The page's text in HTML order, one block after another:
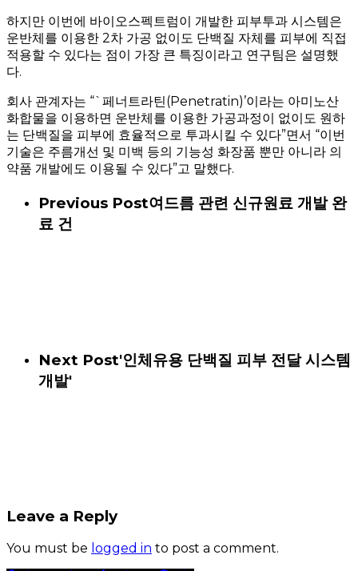
하지만 이번에 바이오스펙트럼이 개발한 피부투과 시스템은
운반체를 이용한 2차 가공 없이도 단백질 자체를 피부에 직접
적용할 수 있다는 점이 가장 큰 특징이라고 연구팀은 설명했
다.
회사 관계자는 “`페너트라틴(Penetratin)’이라는 아미노산
화합물을 이용하면 운반체를 이용한 가공과정이 없이도 원하
는 단백질을 피부에 효율적으로 투과시킬 수 있다”면서 “이번
기술은 주름개선 및 미백 등의 기능성 화장품 뿐만 아니라 의
약품 개발에도 이용될 수 있다”고 말했다.
Previous Post여드름 관련 신규원료 개발 완
료 건
Next Post'인체유용 단백질 피부 전달 시스템
개발'
Leave a Reply
You must be logged in to post a comment.